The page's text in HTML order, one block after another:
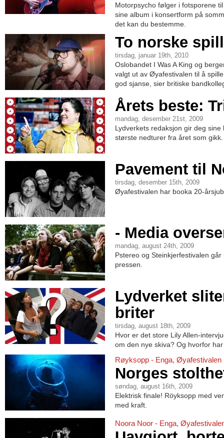
Motorpsycho følger i fotsporene
sine album i konsertform på
det kan du bestemme.
To norske
tirsdag, januar 19th, 2010
Oslobandet I Was A King og
valgt ut av Øyafestivalen til å
god sjanse, sier britiske
Årets beste:
mandag, desember 21st, 2009
Lydverkets redaksjon gir deg
største nedturer fra året som gikk.
Pavement til
tirsdag, desember 15th, 2009
Øyafestivalen har booka 20-
- Media
mandag, august 24th, 2009
Pstereo og Steinkjerfestivalen
pressen.
Lydverket
briter
tirsdag, august 18th, 2009
Hvor er det store Lily Allen-
om den nye skiva? Og hvorfor
Røyksopp - Enga, Øyafestivalen
Norges
søndag, august 16th, 2009
Elektrisk finale! Röyksopp med
med kraft.
Noora Noor - Enga,